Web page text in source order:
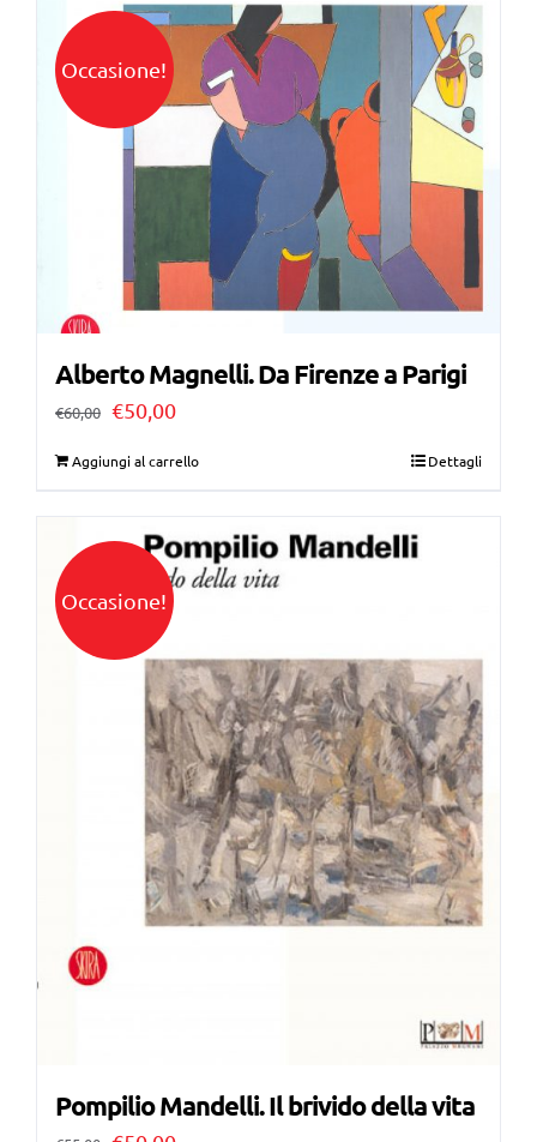
Occasione!
Alberto Magnelli. Da Firenze a Parigi
€60,00 Il
€60,00.
€50,00Il
€50,00.
Aggiungi al carrello Dettagli
Occasione!
Pompilio Mandelli. Il brivido della vita